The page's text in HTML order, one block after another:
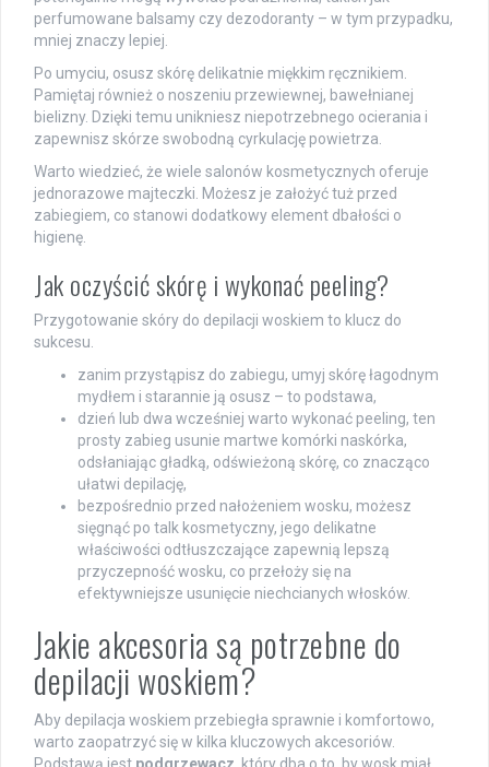
perfumowane balsamy czy dezodoranty – w tym przypadku,
mniej znaczy lepiej.
Po umyciu, osusz skórę delikatnie miękkim ręcznikiem.
Pamiętaj również o noszeniu przewiewnej, bawełnianej
bielizny. Dzięki temu unikniesz niepotrzebnego ocierania i
zapewnisz skórze swobodną cyrkulację powietrza.
Warto wiedzieć, że wiele salonów kosmetycznych oferuje
jednorazowe majteczki. Możesz je założyć tuż przed
zabiegiem, co stanowi dodatkowy element dbałości o
higienę.
Jak oczyścić skórę i wykonać peeling?
Przygotowanie skóry do depilacji woskiem to klucz do
sukcesu.
zanim przystąpisz do zabiegu, umyj skórę łagodnym
mydłem i starannie ją osusz – to podstawa,
dzień lub dwa wcześniej warto wykonać peeling, ten
prosty zabieg usunie martwe komórki naskórka,
odsłaniając gładką, odświeżoną skórę, co znacząco
ułatwi depilację,
bezpośrednio przed nałożeniem wosku, możesz
sięgnąć po talk kosmetyczny, jego delikatne
właściwości odtłuszczające zapewnią lepszą
przyczepność wosku, co przełoży się na
efektywniejsze usunięcie niechcianych włosków.
Jakie akcesoria są potrzebne do
depilacji woskiem?
Aby depilacja woskiem przebiegła sprawnie i komfortowo,
warto zaopatrzyć się w kilka kluczowych akcesoriów.
Podstawą jest podgrzewacz , który dba o to, by wosk miał